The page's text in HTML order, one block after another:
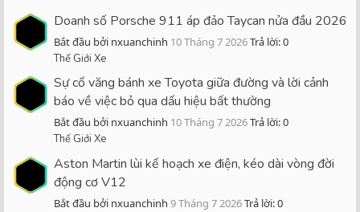
Doanh số Porsche 911 áp đảo Taycan nửa đầu 2026
Bắt đầu bởi nxuanchinh 10 Tháng 7 2026Trả lời: 0
Thế Giới Xe
Sự cố văng bánh xe Toyota giữa đường và lời cảnh
báo về việc bỏ qua dấu hiệu bất thường
Bắt đầu bởi nxuanchinh 10 Tháng 7 2026Trả lời: 0
Thế Giới Xe
Aston Martin lùi kế hoạch xe điện, kéo dài vòng đời
động cơ V12
Bắt đầu bởi nxuanchinh 9 Tháng 7 2026Trả lời: 0